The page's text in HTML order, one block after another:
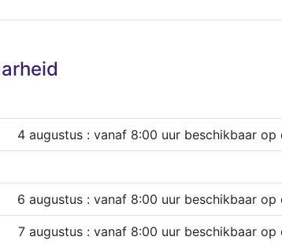
4 augustus : vanaf 8:00 uur beschikbaar
6 augustus : vanaf 8:00 uur beschikbaar
7 augustus : vanaf 8:00 uur beschikbaar